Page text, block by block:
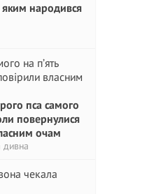
народився
пса самого
повернулися
очам